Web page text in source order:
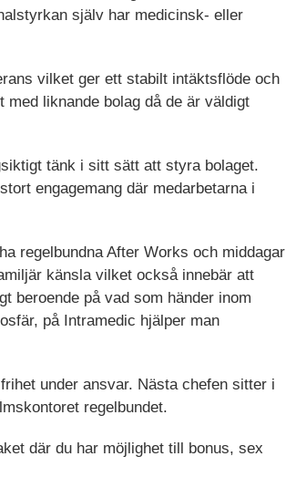
själv har medicinsk- eller
vilket ger ett stabilt intäktsflöde och
liknande bolag då de är väldigt
tänk i sitt sätt att styra bolaget.
engagemang där medarbetarna i
regelbundna After Works och middagar
känsla vilket också innebär att
beroende på vad som händer inom
på Intramedic hjälper man
under ansvar. Nästa chefen sitter i
regelbundet.
där du har möjlighet till bonus, sex